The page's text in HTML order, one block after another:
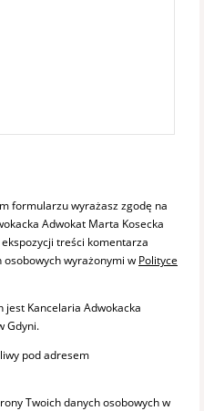
formularzu wyrażasz zgodę na
Adwokat Marta Kosecka
treści komentarza
wyrażonymi w Polityce
Kancelaria Adwokacka
Gdyni.
pod adresem
Twoich danych osobowych w